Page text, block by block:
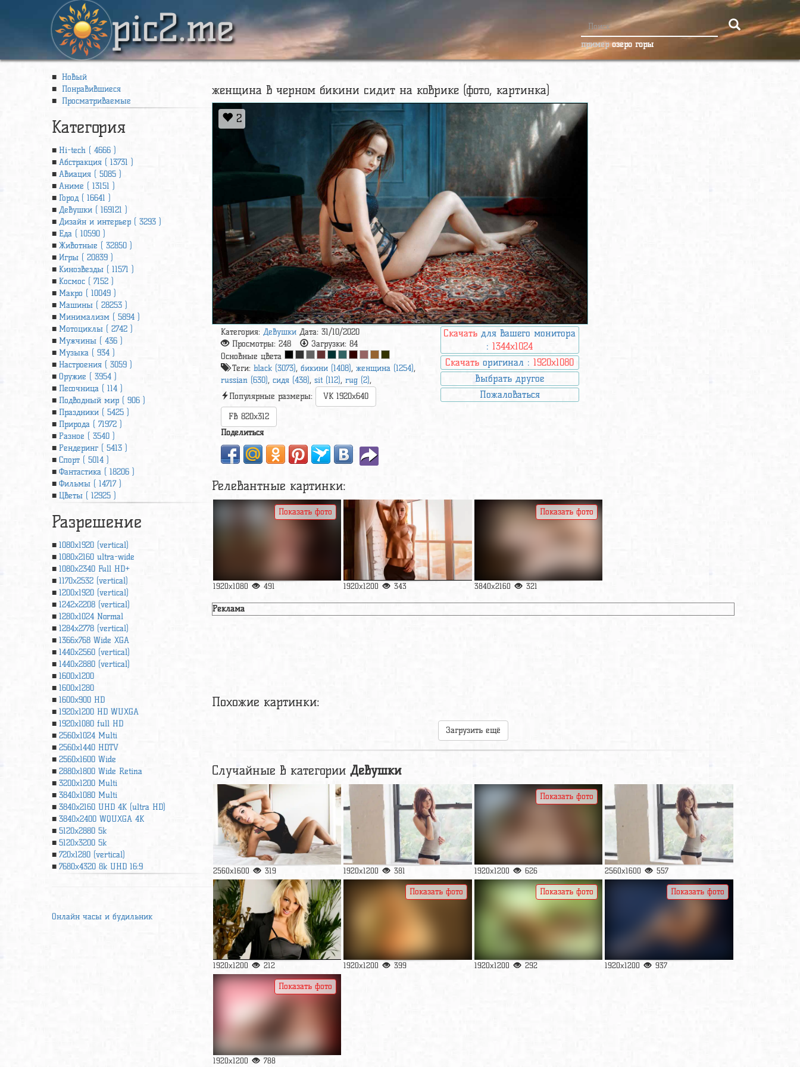
pic2.me примерозеро горы
Новый
Понравившиеся
Просматриваемые
Категория
Hi-tech ( 4666 )
Абстракция ( 13731 )
Авиация ( 5085 )
Аниме ( 13151 )
Город ( 16641 )
Девушки ( 169121 )
Дизайн и интерьер ( 3293 )
Еда ( 10590 )
Животные ( 32850 )
Игры ( 20839 )
Кинозвезды ( 11571 )
Космос ( 7152 )
Макро ( 10049 )
Машины ( 28253 )
Минимализм ( 5894 )
Мотоциклы ( 2742 )
Мужчины ( 436 )
Музыка ( 934 )
Настроения ( 3059 )
Оружие ( 3954 )
Песочница ( 114 )
Подводный мир ( 906 )
Праздники ( 5425 )
Природа ( 71972 )
Разное ( 3540 )
Рендеринг ( 5413 )
Спорт ( 5014 )
Фантастика ( 18206 )
Фильмы ( 14717 )
Цветы ( 12925 )
Разрешение
1080x1920 (vertical)
1080x2160 ultra-wide
1080x2340 Full HD+
1170x2532 (vertical)
1200x1920 (vertical)
1242x2208 (vertical)
1280x1024 Normal
1284x2778 (vertical)
1366х768 Wide XGA
1440x2560 (vertical)
1440x2880 (vertical)
1600x1200
1600x1280
1600x900 HD
1920x1200 HD WUXGA
1920х1080 full HD
2560x1024 Multi
2560x1440 HDTV
2560x1600 Wide
2880x1800 Wide Retina
3200x1200 Multi
3840x1080 Multi
3840x2160 UHD 4К (ultra HD)
3840x2400 WQUXGA 4K
5120x2880 5k
5120x3200 5k
720x1280 (vertical)
7680x4320 8k UHD 16:9
Онлайн часы и будильник
женщина в черном бикини сидит на коврике (фото, картинка)
2
Категория:Девушки Дата: 31/10/2020
Просмотры:248 Загрузки:84
Основные цвета
Теги:black (3073),бикини (1408),женщина (1254),
russian (630),сидя (438),sit (112),rug (2),
Популярные размеры:
VK 1920x640
FB 820x312
Скачать для вашего монитора
:1344x1024
Скачать оригинал :1920x1080
Выбрать другое
Пожаловаться
Поделиться
Релевантные картинки:
1920x1080 491
Показать фото
1920x1200 343 3840x2160 321
Показать фото
Реклама
Похожие картинки:
Загрузить ещё
Случайные в категорииДевушки
2560x1600 319 1920x1200 381 1920x1200 626
Показать фото
2560x1600 557
1920x1200 212 1920x1200 399
Показать фото
1920x1200 292
Показать фото
1920x1200 937
Показать фото
1920x1200 788
Показать фото